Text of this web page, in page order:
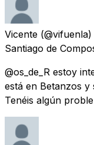
Vicente
Santiago de
@os_de_R estoy
está en Betanzos y
Tenéis algún